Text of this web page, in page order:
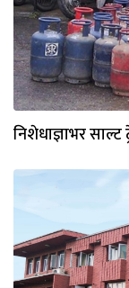
निशेधाज्ञाभर